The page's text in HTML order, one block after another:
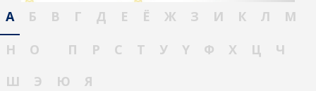
А Б В Г Д Е Ё Ж З И К Л
М
Н
О П Р С Т У Ү Ф Х Ц
Ч
Ш
Э Ю Я